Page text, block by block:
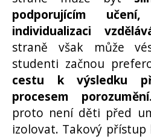
podporujícím
individualizaci
straně však může
studenti začnou
cestu k výsledku
procesem porozumění
proto není děti před
izolovat. Takový